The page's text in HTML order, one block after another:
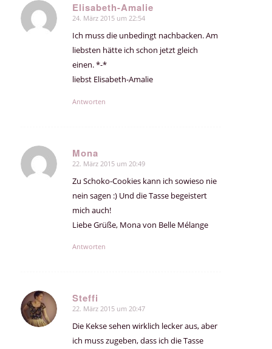
Elisabeth-Amalie
sagte:
24. März 2015 um 22:54
Ich muss die unbedingt nachbacken. Am
liebsten hätte ich schon jetzt gleich
einen. *-*
liebst Elisabeth-Amalie
Antworten
Mona
sagte:
22. März 2015 um 20:49
Zu Schoko-Cookies kann ich sowieso nie
nein sagen :) Und die Tasse begeistert
mich auch!
Liebe Grüße, Mona von Belle Mélange
Antworten
Steffi
sagte:
22. März 2015 um 20:47
Die Kekse sehen wirklich lecker aus, aber
ich muss zugeben, dass ich die Tasse